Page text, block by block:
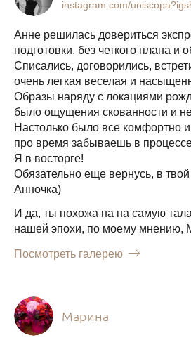
Анне решилась довериться
подготовки, без четкого плана и
Списались, договорились,
очень легкая веселая и
Образы наряду с локациями
было ощущения скованности и
Настолько было все комфортно
про время забываешь в
Я в восторге!
Обязательно еще вернусь, в
Анночка)
И да, ты похожа на на самую
нашей эпохи, по моему мнению,
Посмотреть галерею
Марина